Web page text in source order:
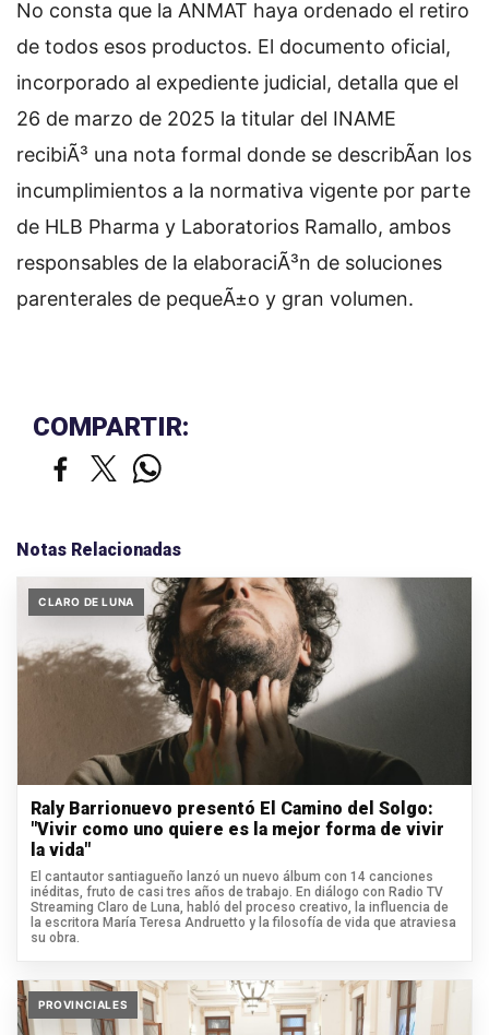
No consta que la ANMAT haya ordenado el retiro
de todos esos productos. El documento oficial,
incorporado al expediente judicial, detalla que el
26 de marzo de 2025 la titular del INAME
recibiÃ³ una nota formal donde se describÃ­an los
incumplimientos a la normativa vigente por parte
de HLB Pharma y Laboratorios Ramallo, ambos
responsables de la elaboraciÃ³n de soluciones
parenterales de pequeÃ±o y gran volumen.
COMPARTIR:
Notas Relacionadas
CLARO DE LUNA
Raly Barrionuevo presentó El Camino del Solgo:
"Vivir como uno quiere es la mejor forma de vivir
la vida"
El cantautor santiagueño lanzó un nuevo álbum con 14 canciones
inéditas, fruto de casi tres años de trabajo. En diálogo con Radio TV
Streaming Claro de Luna, habló del proceso creativo, la influencia de
la escritora María Teresa Andruetto y la filosofía de vida que atraviesa
su obra.
PROVINCIALES